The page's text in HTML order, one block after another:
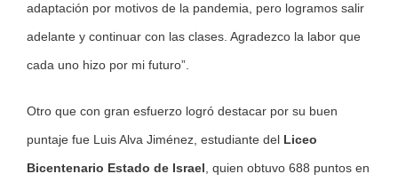
adaptación por motivos de la pandemia, pero logramos salir
adelante y continuar con las clases. Agradezco la labor que
cada uno hizo por mi futuro”.
Otro que con gran esfuerzo logró destacar por su buen
puntaje fue Luis Alva Jiménez, estudiante del Liceo
Bicentenario Estado de Israel , quien obtuvo 688 puntos en